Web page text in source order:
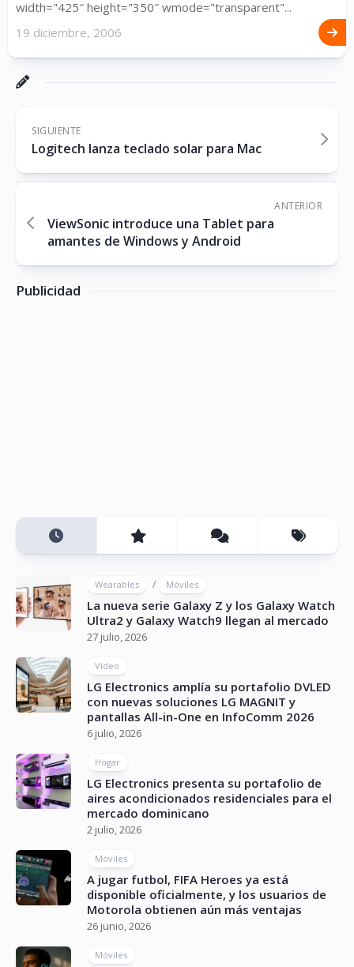
width="425″ height="350″ wmode="transparent"...
19 diciembre, 2006
SIGUIENTE
Logitech lanza teclado solar para Mac
ANTERIOR
ViewSonic introduce una Tablet para
amantes de Windows y Android
Publicidad
Wearables / Móviles
La nueva serie Galaxy Z y los Galaxy Watch
Ultra2 y Galaxy Watch9 llegan al mercado
27 julio, 2026
Vídeo
LG Electronics amplía su portafolio DVLED
con nuevas soluciones LG MAGNIT y
pantallas All-in-One en InfoComm 2026
6 julio, 2026
Hogar
LG Electronics presenta su portafolio de
aires acondicionados residenciales para el
mercado dominicano
2 julio, 2026
Móviles
A jugar futbol, FIFA Heroes ya está
disponible oficialmente, y los usuarios de
Motorola obtienen aún más ventajas
26 junio, 2026
Móviles